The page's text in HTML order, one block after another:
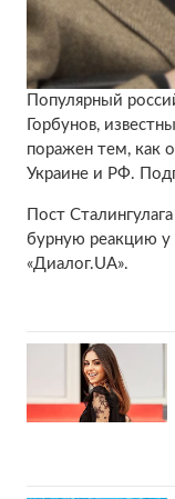
Популярный
Горбунов,
поражен тем, как
Украине и РФ.
Пост Сталингулага
бурную реакцию у
«Диалог.UA».